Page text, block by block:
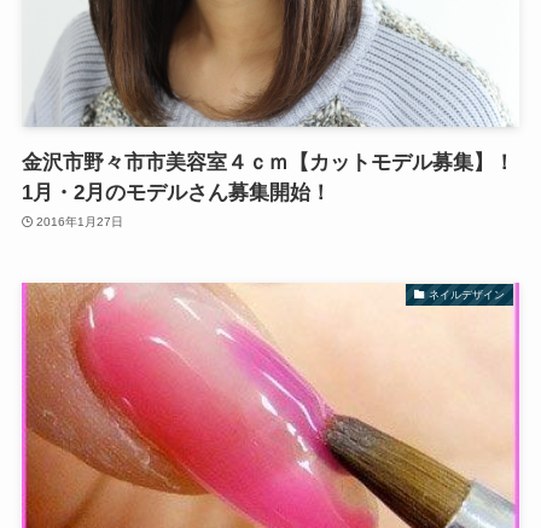
金沢市野々市市美容室４ｃｍ【カットモデル募集】！
1月・2月のモデルさん募集開始！
2016年1月27日
ネイルデザイン